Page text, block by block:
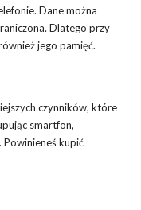
Dane można
Dlatego przy
jego pamięć.
czynników, które
smartfon,
Powinieneś kupić